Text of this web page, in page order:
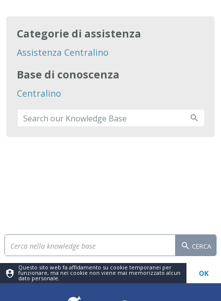
Categorie di assistenza
Assistenza Centralino
Base di conoscenza
Centralino
CERCA
Questo sito web fa affidamento su cookie temporanei per
funzionare, ma nei cookie non viene mai memorizzato alcun
dato personale.
OK